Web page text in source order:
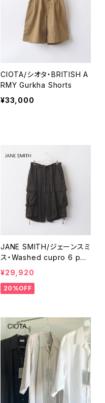
CIOTA/シオタ・BRITISH A
RMY Gurkha Shorts
¥33,000
JANE SMITH/ジェーンスミ
ス・Washed cupro 6 poc
ket shorts
¥29,920
20%OFF